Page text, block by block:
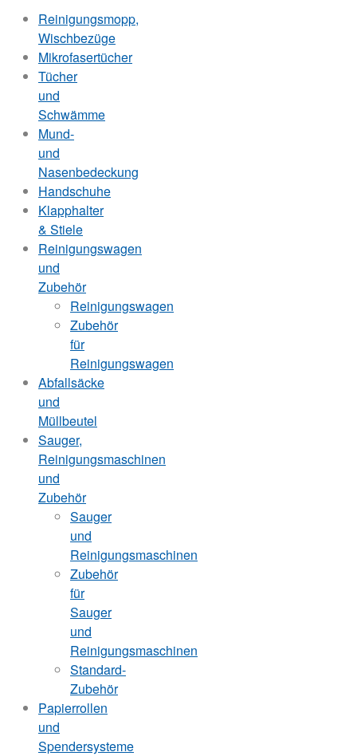
Reinigungsmopp,
Wischbezüge
Mikrofasertücher
Tücher
und
Schwämme
Mund-
und
Nasenbedeckung
Handschuhe
Klapphalter
& Stiele
Reinigungswagen
und
Zubehör
Reinigungswagen
Zubehör
für
Reinigungswagen
Abfallsäcke
und
Müllbeutel
Sauger,
Reinigungsmaschinen
und
Zubehör
Sauger
und
Reinigungsmaschinen
Zubehör
für
Sauger
und
Reinigungsmaschinen
Standard-
Zubehör
Papierrollen
und
Spendersysteme